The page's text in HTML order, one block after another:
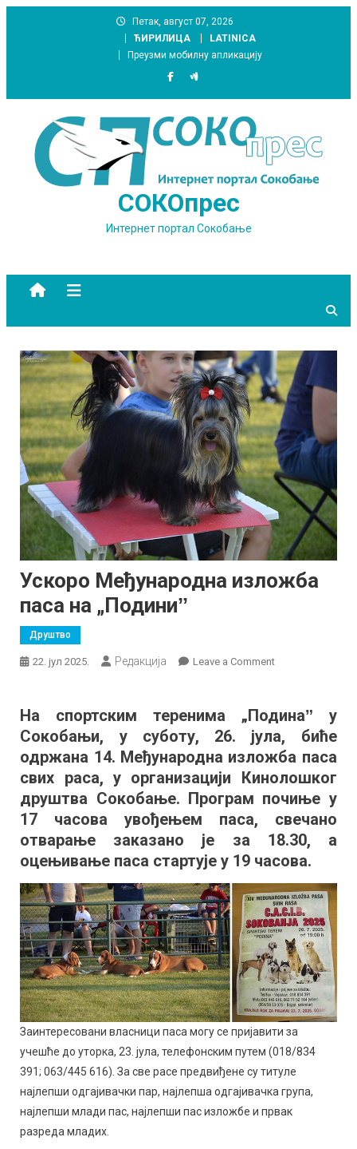
Петак, август 07, 2026
ЋИРИЛИЦА
LATINICA
Преузми мобилну апликацију
СОКОпрес
Интернет портал Сокобање
Ускоро Међународна изложба
паса на „Подиниˮ
Друштво
22. јул 2025. Редакција Leave a Commenton
изложба
паса
на
На спортским теренима „Подинаˮ у
Сокобањи, у суботу, 26. јула, биће
одржана 14. Међународна изложба паса
свих раса, у организацији Кинолошког
друштва Сокобање. Програм почиње у
17 часова увођењем паса, свечано
отварање заказано је за 18.30, а
оцењивање паса стартује у 19 часова.
Заинтересовани власници паса могу се пријавити за
учешће до уторка, 23. јула, телефонским путем (018/834
391; 063/445 616). За све расе предвиђене су титуле
најлепши одгајивачки пар, најлепша одгајивачка група,
најлепши млади пас, најлепши пас изложбе и првак
разреда младих.